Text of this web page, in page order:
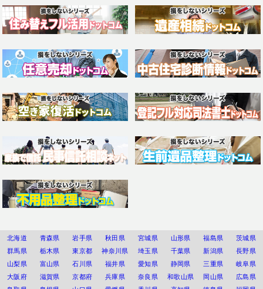
北海道 青森県 岩手県 秋田県 宮城県 山形県 福島県
茨城県
群馬県
栃木県 東京都 神奈川県 埼玉県 千葉県 新潟県
長野県
山梨県
富山県 石川県 福井県 愛知県 静岡県 三重県
岐阜県
大阪府
滋賀県 京都府 兵庫県 奈良県 和歌山県 岡山県
広島県